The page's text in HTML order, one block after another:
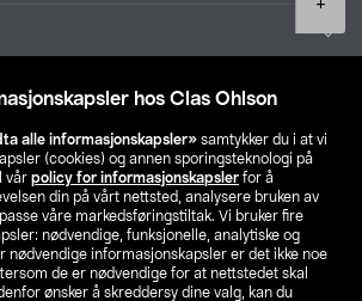
hos Clas Ohlson
alle informasjonskapsler» samtykker du i at vi
(cookies) og annen sporingsteknologi på
vår policy for informasjonskapsler for å
din på vårt nettsted, analysere bruken av
våre markedsføringstiltak. Vi bruker fire
nødvendige, funksjonelle, analytiske og
nødvendige informasjonskapsler er det ikke noe
de er nødvendige for at nettstedet skal
ønsker å skreddersy dine valg, kan du
Finn din butikk
SE NO FI